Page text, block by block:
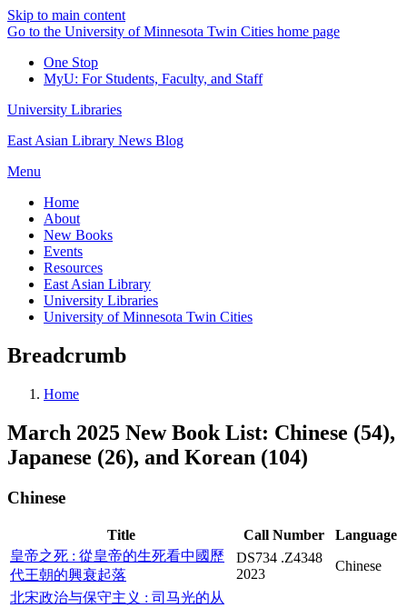
Skip to main content
Go to the University of Minnesota Twin Cities home page
One Stop
MyU: For Students, Faculty, and Staff
University Libraries
East Asian Library News Blog
Menu
Home
About
New Books
Events
Resources
East Asian Library
University Libraries
University of Minnesota Twin Cities
Breadcrumb
Home
March 2025 New Book List: Chinese (54),
Japanese (26), and Korean (104)
Chinese
Title Call Number
Language
皇帝之死 : 從皇帝的生死看中國歷
代王朝的興衰起落
DS734 .Z4348
2023
Chinese
北宋政治与保守主义 : 司马光的从